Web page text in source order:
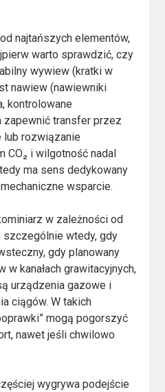
najtańszych elementów,
warto sprawdzić, czy
wywiew (kratki w
nawiew (nawiewniki
kontrolowane
transfer przez
lub rozwiązanie
i wilgotność nadal
ma sens dedykowany
wsparcie.
w zależności od
wtedy, gdy
gdy planowany
kanałach grawitacyjnych,
urządzenia gazowe i
ciągów. W takich
mogą pogorszyć
nawet jeśli chwilowo
wygrywa podejście